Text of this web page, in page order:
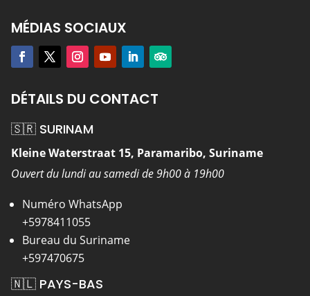
MÉDIAS SOCIAUX
DÉTAILS DU CONTACT
🇸🇷 SURINAM
Kleine Waterstraat 15, Paramaribo, Suriname
Ouvert du lundi au samedi de 9h00 à 19h00
Numéro WhatsApp
+5978411055
Bureau du Suriname
+597470675
🇳🇱 PAYS-BAS